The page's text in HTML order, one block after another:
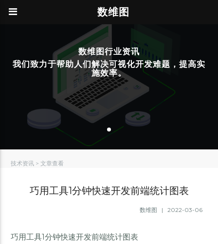
数维图
数维图行业资讯
我们致力于帮助人们解决可视化开发难题，提高实
施效率。
技术资讯 > 文章查看
巧用工具1分钟快速开发前端统计图表
数维图 | 2022-03-06
巧用工具1分钟快速开发前端统计图表